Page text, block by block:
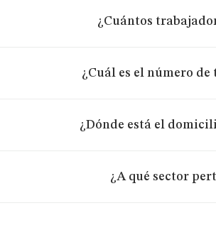
¿Cuántos
¿Cuál es el número de
¿Dónde está el
¿A qué sector